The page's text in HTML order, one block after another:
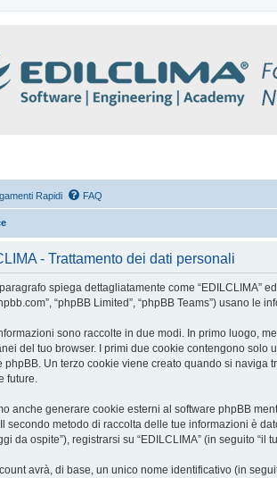
Rapidi FAQ
- Trattamento dei dati personali
spiega dettagliatamente come “EDILCLIMA”
“phpBB Limited”, “phpBB Teams”) usano
sono raccolte in due modi. In primo luogo,
del tuo browser. I primi due cookie contengono solo
phpBB. Un terzo cookie viene creato quando si naviga
future.
anche generare cookie esterni al software phpBB
secondo metodo di raccolta delle tue informazioni è
da ospite”), registrarsi su “EDILCLIMA” (in seguito
avrà, di base, un unico nome identificativo (in